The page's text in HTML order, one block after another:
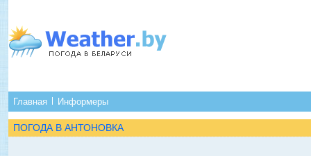
Главная Информеры
ПОГОДА В АНТОНОВКА